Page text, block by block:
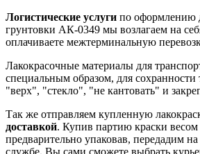
Логистические услуги по оформлению
грунтовки АК-0349 мы возлагаем на
оплачиваете межтерминальную
Лакокрасочные материалы для
специальным образом, для
"верх", "стекло", "не кантовать" и
Так же отправляем купленную
доставкой. Купив партию краски весом
предварительно упаковав, передадим на